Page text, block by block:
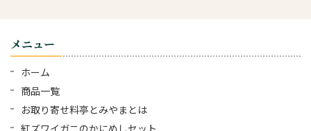
メニュー
ホーム
商品一覧
お取り寄せ料亭とみやまとは